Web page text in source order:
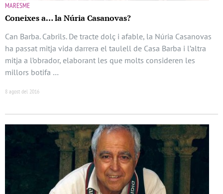
MARESME
Coneixes a… la Núria Casanovas?
Can Barba. Cabrils. De tracte dolç i afable, la Núria Casanovas
ha passat mitja vida darrera el taulell de Casa Barba i l’altra
mitja a l’obrador, elaborant les que molts consideren les
millors botifa …
8 agost del 2016